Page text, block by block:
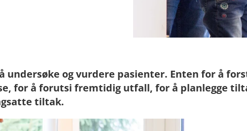
undersøke og vurdere pasienter. Enten for å
for å forutsi fremtidig utfall, for å planlegge
tiltak.